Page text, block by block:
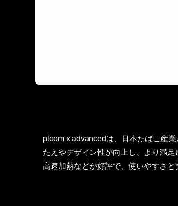
ploom x advancedは、日本たばこ産
たえやデザイン性が向上し、より満
高速加熱などが好評で、使いやすさと